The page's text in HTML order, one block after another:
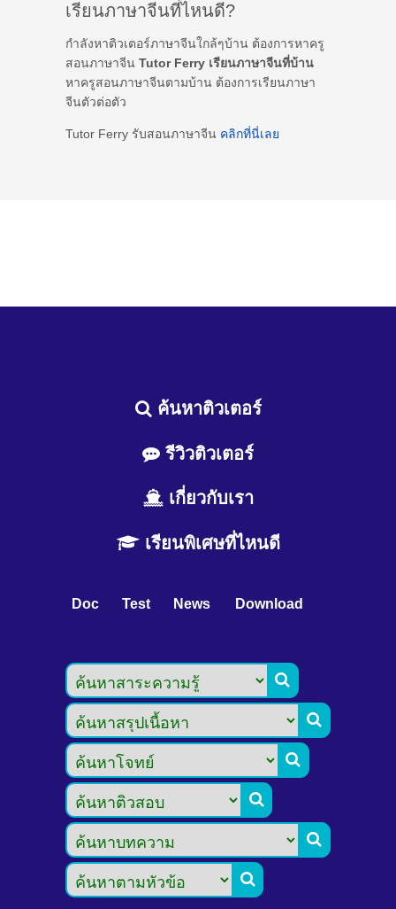
เรียนภาษาจีนที่ไหนดี?
กำลังหาติวเตอร์ภาษาจีนใกล้ๆบ้าน ต้องการหาครู
สอนภาษาจีน Tutor Ferry เรียนภาษาจีนที่บ้าน
หาครูสอนภาษาจีนตามบ้าน ต้องการเรียนภาษา
จีนตัวต่อตัว
Tutor Ferry รับสอนภาษาจีน คลิกที่นี่เลย
ค้นหาติวเตอร์
รีวิวติวเตอร์
เกี่ยวกับเรา
เรียนพิเศษที่ไหนดี
Doc Test News Download





